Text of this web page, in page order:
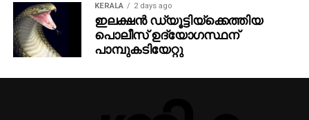
KERALA 2 days ago
ഇലക്ഷൻ ഡ്യൂട്ടിയ്ക്കെത്തിയ
പൊലീസ് ഉദ്യോഗസ്ഥന്
പാമ്പുകടിയേറ്റു